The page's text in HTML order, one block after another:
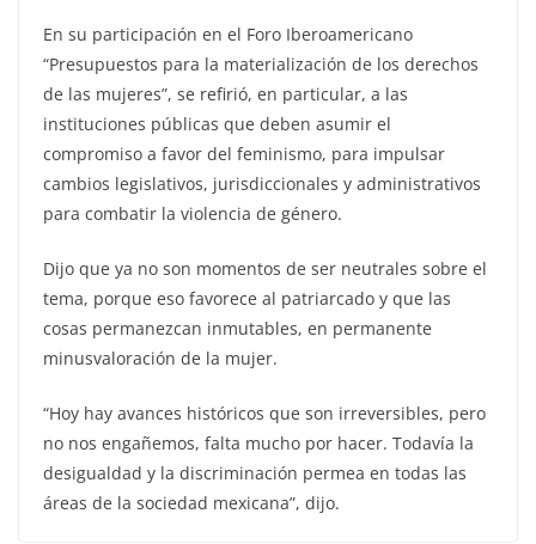
En su participación en el Foro Iberoamericano
“Presupuestos para la materialización de los derechos
de las mujeres”, se refirió, en particular, a las
instituciones públicas que deben asumir el
compromiso a favor del feminismo, para impulsar
cambios legislativos, jurisdiccionales y administrativos
para combatir la violencia de género.
Dijo que ya no son momentos de ser neutrales sobre el
tema, porque eso favorece al patriarcado y que las
cosas permanezcan inmutables, en permanente
minusvaloración de la mujer.
“Hoy hay avances históricos que son irreversibles, pero
no nos engañemos, falta mucho por hacer. Todavía la
desigualdad y la discriminación permea en todas las
áreas de la sociedad mexicana”, dijo.